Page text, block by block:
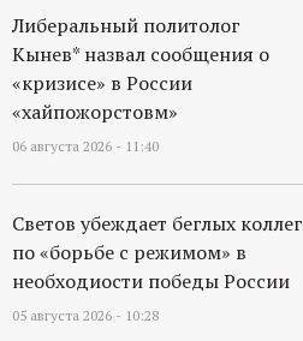
Либеральный политолог
Кынев* назвал сообщения о
«кризисе» в России
«хайпожорстовм»
06 августа 2026 - 11:40
Светов убеждает беглых коллег
по «борьбе с режимом» в
необходиости победы России
05 августа 2026 - 10:28